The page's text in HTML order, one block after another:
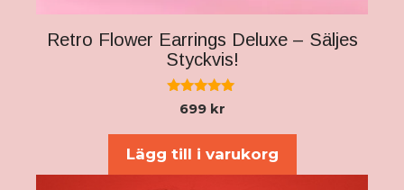
Retro Flower Earrings Deluxe – Säljes
Styckvis!
5.00
av 5
699 kr
Lägg till i varukorg